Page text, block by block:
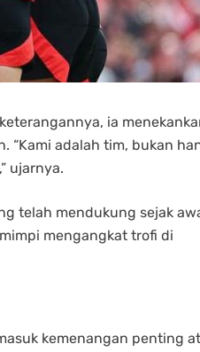
ia
“Kami adalah tim, bukan
ujarnya.
telah mendukung sejak
mengangkat trofi di
kemenangan penting